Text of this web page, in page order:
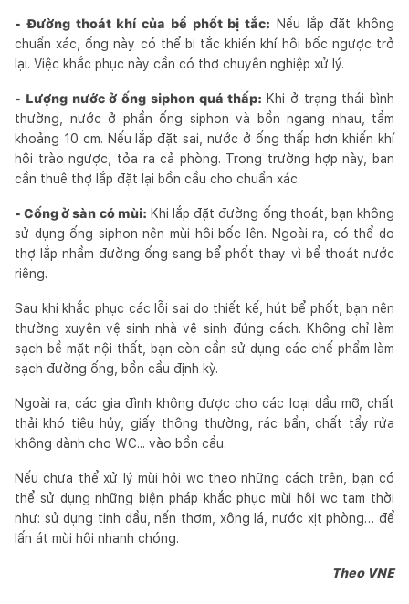
- Đường thoát khí của bể phốt bị tắc: Nếu lắp đặt không
chuẩn xác, ống này có thể bị tắc khiến khí hôi bốc ngược trở
lại. Việc khắc phục này cần có thợ chuyên nghiệp xử lý.
- Lượng nước ở ống siphon quá thấp: Khi ở trạng thái bình
thường, nước ở phần ống siphon và bồn ngang nhau, tầm
khoảng 10 cm. Nếu lắp đặt sai, nước ở ống thấp hơn khiến khí
hôi trào ngược, tỏa ra cả phòng. Trong trường hợp này, bạn
cần thuê thợ lắp đặt lại bồn cầu cho chuẩn xác.
- Cống ở sàn có mùi: Khi lắp đặt đường ống thoát, bạn không
sử dụng ống siphon nên mùi hôi bốc lên. Ngoài ra, có thể do
thợ lắp nhầm đường ống sang bể phốt thay vì bể thoát nước
riêng.
Sau khi khắc phục các lỗi sai do thiết kế, hút bể phốt, bạn nên
thường xuyên vệ sinh nhà vệ sinh đúng cách. Không chỉ làm
sạch bề mặt nội thất, bạn còn cần sử dụng các chế phẩm làm
sạch đường ống, bồn cầu định kỳ.
Ngoài ra, các gia đình không được cho các loại dầu mỡ, chất
thải khó tiêu hủy, giấy thông thường, rác bẩn, chất tẩy rửa
không dành cho WC... vào bồn cầu.
Nếu chưa thể xử lý mùi hôi wc theo những cách trên, bạn có
thể sử dụng những biện pháp khắc phục mùi hôi wc tạm thời
như: sử dụng tinh dầu, nến thơm, xông lá, nước xịt phòng… để
lấn át mùi hôi nhanh chóng.
Theo VNE